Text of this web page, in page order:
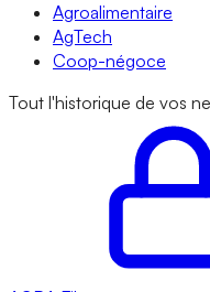
Agroalimentaire
AgTech
Coop-négoce
Tout l'historique de vos